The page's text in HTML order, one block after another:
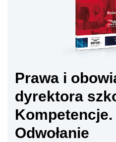
Prawa i
dyrektora
Kompetencje.
Odwołanie